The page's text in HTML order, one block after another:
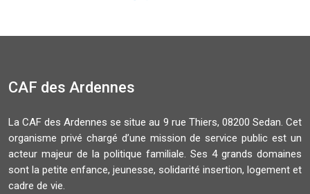
CAF des Ardennes
La CAF des Ardennes se situe au 9 rue Thiers, 08200 Sedan. Cet
organisme privé chargé d’une mission de service public est un
acteur majeur de la politique familiale. Ses 4 grands domaines
sont la petite enfance, jeunesse, solidarité insertion, logement et
cadre de vie.